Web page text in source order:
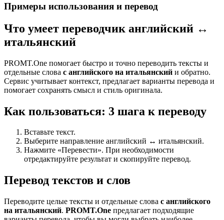
Примеры использования и перевод
Что умеет переводчик английский ↔
итальянский
PROMT.One помогает быстро и точно переводить тексты и
отдельные слова с английского на итальянский и обратно.
Сервис учитывает контекст, предлагает варианты перевода и
помогает сохранять смысл и стиль оригинала.
Как пользоваться: 3 шага к переводу
Вставьте текст.
Выберите направление английский ↔ итальянский.
Нажмите «Перевести». При необходимости
отредактируйте результат и скопируйте перевод.
Перевод текстов и слов
Переводите целые тексты и отдельные слова с английского
на итальянский. PROMT.One предлагает подходящие